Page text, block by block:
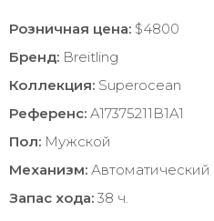
Розничная цена: $4800
Бренд: Breitling
Коллекция: Superocean
Референс: A17375211B1A1
Пол: Мужской
Механизм: Автоматический
Запас хода: 38 ч.